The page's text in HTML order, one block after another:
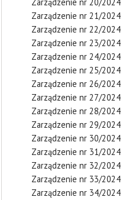
Zarządzenie nr 21/2024
Zarządzenie nr 22/2024
Zarządzenie nr 23/2024
Zarządzenie nr 24/2024
Zarządzenie nr 25/2024
Zarządzenie nr 26/2024
Zarządzenie nr 27/2024
Zarządzenie nr 28/2024
Zarządzenie nr 29/2024
Zarządzenie nr 30/2024
Zarządzenie nr 31/2024
Zarządzenie nr 32/2024
Zarządzenie nr 33/2024
Zarządzenie nr 34/2024